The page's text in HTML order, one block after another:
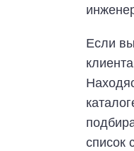
Если
список